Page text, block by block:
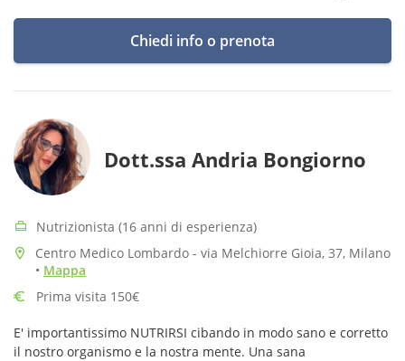
Chiedi info o prenota
Dott.ssa Andria Bongiorno
Nutrizionista (16 anni di esperienza)
Centro Medico Lombardo - via Melchiorre Gioia, 37, Milano
• Mappa
Prima visita 150€
E' importantissimo NUTRIRSI cibando in modo sano e corretto
il nostro organismo e la nostra mente. Una sana